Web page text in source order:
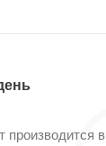
производится